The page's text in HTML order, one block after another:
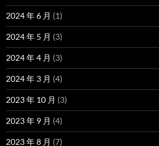
2024 年 6 月 (1)
2024 年 5 月 (3)
2024 年 4 月 (3)
2024 年 3 月 (4)
2023 年 10 月 (3)
2023 年 9 月 (4)
2023 年 8 月 (7)